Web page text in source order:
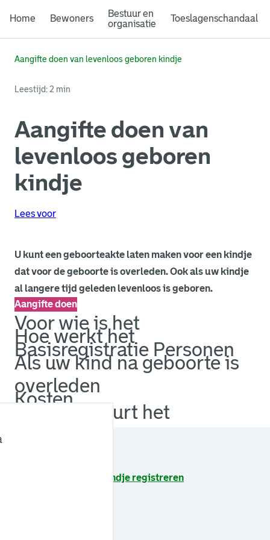
Home Bewoners
Bestuur en
organisatie
Toeslagenschandaal
Aangifte doen van levenloos geboren kindje
Leestijd: 2 min
Aangifte doen van
levenloos geboren
kindje
Lees voor
U kunt een geboorteakte laten maken voor een kindje
dat voor de geboorte is overleden. Ook als uw kindje
al langere tijd geleden levenloos is geboren.
Aangifte doen
Voor wie is het
Hoe werkt het
Basisregistratie Personen
Als uw kind na geboorte is
overleden
Kosten
Hoelang duurt het
Levenloos geboren kindje registreren